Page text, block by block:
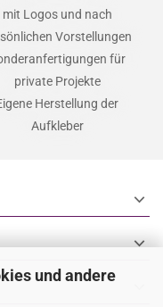
und andere
mit Logos und nach
Vorstellungen
für
private Projekte
Herstellung der
Aufkleber
expand_more
expand_more